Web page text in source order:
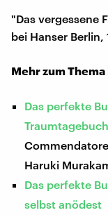
"Das vergessene
bei Hanser Berlin,
Mehr zum
Das perfekte
Haruki
Das perfekte
selbst anödest